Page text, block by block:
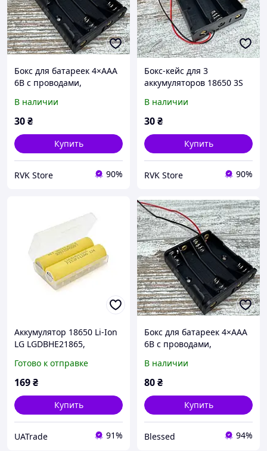
Бокс для батареек 4×AAA
6В с проводами,
для Arduino, DIY,
электронных модулей
В наличии
30₴
Купить
RVK Store 90%
Бокс-кейс для 3
аккумуляторов 18650 3S
пластиковый держатель
для Arduino и DIY
В наличии
30₴
Купить
RVK Store 90%
Аккумулятор 18650 Li-Ion
LG LGDBHE21865,
4.2/3.6/2.5V, Yellow , PVC
BOX, 2 шт в упаковке,
Готово к отправке
169₴
Купить
UATrade 91%
Бокс для батареек 4×AAA
6В с проводами,
для Arduino, DIY,
электронных модулей
В наличии
80₴
Купить
Blessed 94%